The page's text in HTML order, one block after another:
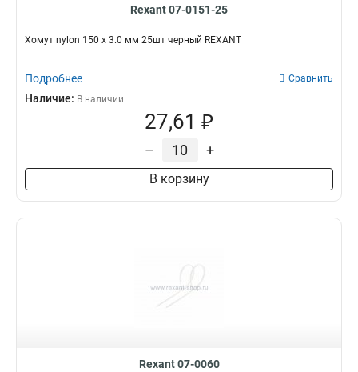
Rexant 07-0151-25
Хомут nylon 150 х 3.0 мм 25шт черный REXANT
Подробнее Сравнить
Наличие: В наличии
27,61 ₽
– +
В корзину
Rexant 07-0060